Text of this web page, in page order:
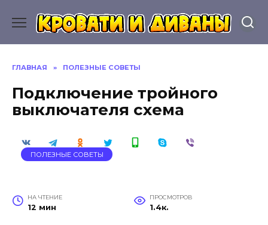
содержанию
ГЛАВНАЯ » ПОЛЕЗНЫЕ СОВЕТЫ
Подключение тройного
выключателя схема
ПОЛЕЗНЫЕ СОВЕТЫ
НА ЧТЕНИЕ
12 мин
ПРОСМОТРОВ
1.4к.